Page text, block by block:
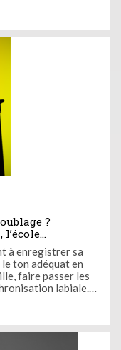
?
l’école
initier ou vous
à enregistrer sa
ton adéquat en
faire passer les
labiale.